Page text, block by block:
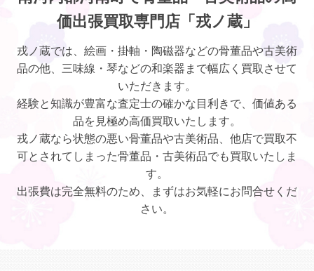
価出張買取専門店「戎ノ蔵」
戎ノ蔵では、絵画・掛軸・陶磁器などの骨董品や古美術
品の他、三味線・琴などの和楽器まで幅広く買取させて
いただきます。
経験と知識が豊富な査定士の確かな目利きで、価値ある
品を見極め高価買取いたします。
戎ノ蔵なら状態の悪い骨董品や古美術品、他店で買取不
可とされてしまった骨董品・古美術品でも買取いたしま
す。
出張費は完全無料のため、まずはお気軽にお問合せくだ
さい。